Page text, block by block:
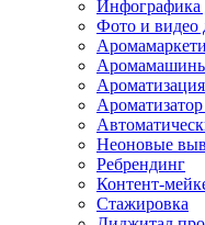
Инфографика
Фото и видео
Неоновые
Ребрендинг
Контент-
Стажировка